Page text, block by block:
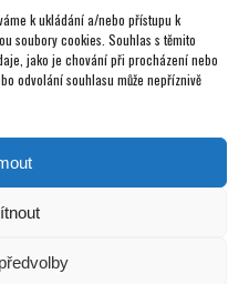
k ukládání a/nebo přístupu k
soubory cookies. Souhlas s těmito
jako je chování při procházení nebo
odvolání souhlasu může nepříznivě
SRPŠ)
odkazy – nabídky – texty